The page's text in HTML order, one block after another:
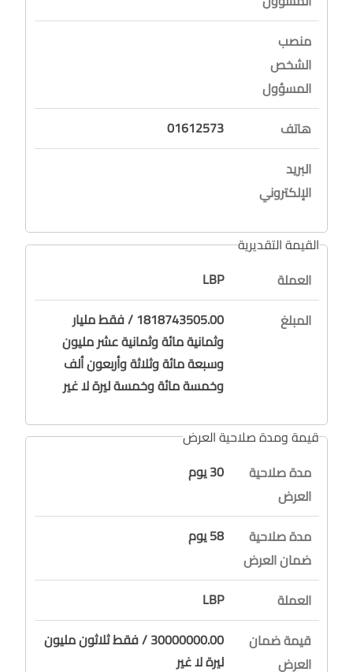
منصب
الشخص
المسؤول
هاتف
01612573
البريد
الإلكتروني
القيمة التقديرية
العملة
LBP
المبلغ
1818743505.00 / فقط مليار
وثمانية مائة وثمانية عشر مليون
وسبعة مائة وثلاثة وأربعون ألف
وخمسة مائة وخمسة ليرة لا غير
قيمة ومدة صلاحية العرض
مدة صلاحية
العرض
30 يوم
مدة صلاحية
ضمان العرض
58 يوم
العملة
LBP
قيمة ضمان
العرض
30000000.00 / فقط ثلاثون مليون
ليرة لا غير